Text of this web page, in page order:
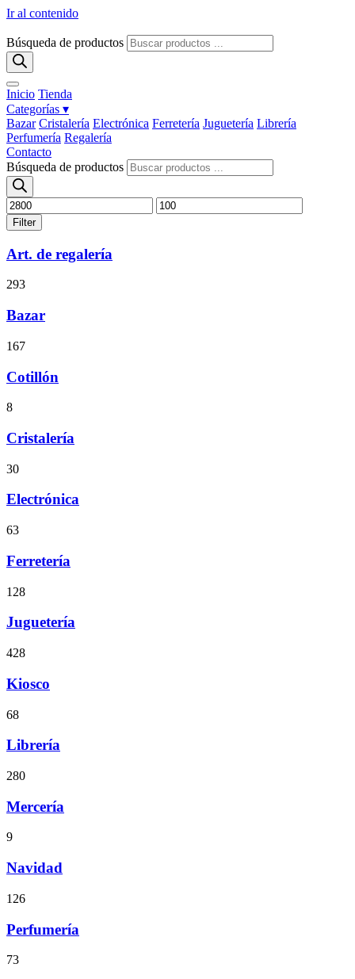
Ir al contenido
Búsqueda de productos
Inicio Tienda
Categorías ▾
Bazar Cristalería Electrónica Ferretería Juguetería Librería
Perfumería Regalería
Contacto
Búsqueda de productos
Filter
Art. de regalería
293
Bazar
167
Cotillón
8
Cristalería
30
Electrónica
63
Ferretería
128
Juguetería
428
Kiosco
68
Librería
280
Mercería
9
Navidad
126
Perfumería
73